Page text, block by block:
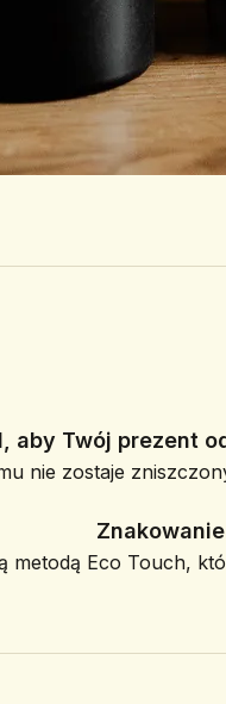
aby Twój prezent
nie zostaje
Znakowanie
metodą Eco Touch,